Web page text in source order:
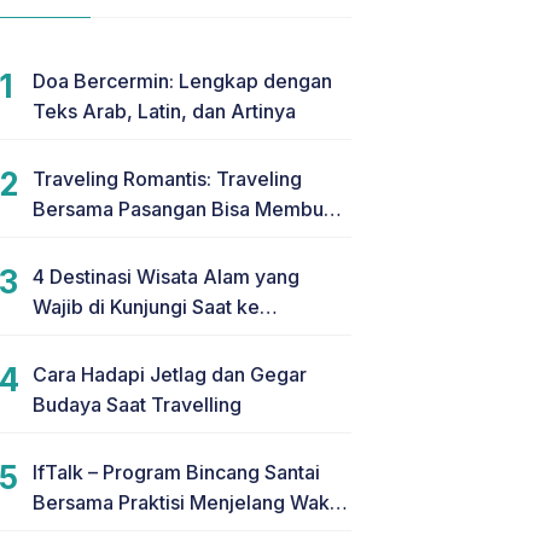
Doa Bercermin: Lengkap dengan
Teks Arab, Latin, dan Artinya
Traveling Romantis: Traveling
Bersama Pasangan Bisa Membuat
4 Destinasi Wisata Alam yang
Wajib di Kunjungi Saat ke
Cara Hadapi Jetlag dan Gegar
Budaya Saat Travelling
IfTalk – Program Bincang Santai
Bersama Praktisi Menjelang Waktu